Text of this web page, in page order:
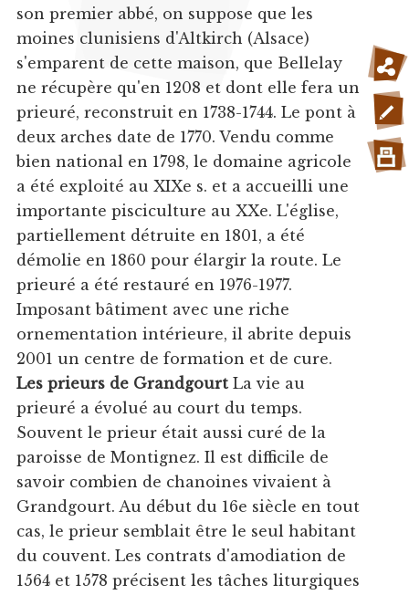
son premier abbé, on suppose que les
moines clunisiens d'Altkirch (Alsace)
s'emparent de cette maison, que Bellelay
ne récupère qu'en 1208 et dont elle fera un
prieuré, reconstruit en 1738-1744. Le pont à
deux arches date de 1770. Vendu comme
bien national en 1798, le domaine agricole
a été exploité au XIXe s. et a accueilli une
importante pisciculture au XXe. L'église,
partiellement détruite en 1801, a été
démolie en 1860 pour élargir la route. Le
prieuré a été restauré en 1976-1977.
Imposant bâtiment avec une riche
ornementation intérieure, il abrite depuis
2001 un centre de formation et de cure.
Les prieurs de GrandgourtLa vie au
prieuré a évolué au court du temps.
Souvent le prieur était aussi curé de la
paroisse de Montignez. Il est difficile de
savoir combien de chanoines vivaient à
Grandgourt. Au début du 16e siècle en tout
cas, le prieur semblait être le seul habitant
du couvent. Les contrats d'amodiation de
1564 et 1578 précisent les tâches liturgiques